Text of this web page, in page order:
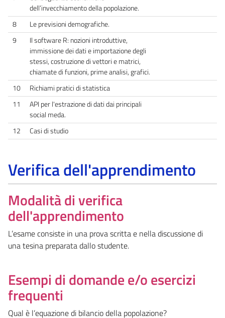
dell’invecchiamento della popolazione.
8
Le previsioni demografiche.
9
Il software R: nozioni introduttive,
immissione dei dati e importazione degli
stessi, costruzione di vettori e matrici,
chiamate di funzioni, prime analisi, grafici.
10
Richiami pratici di statistica
11
API per l'estrazione di dati dai principali
social meda.
12
Casi di studio
Verifica dell'apprendimento
Modalità di verifica
dell'apprendimento
L’esame consiste in una prova scritta e nella discussione di
una tesina preparata dallo studente.
Esempi di domande e/o esercizi
frequenti
Qual è l’equazione di bilancio della popolazione?